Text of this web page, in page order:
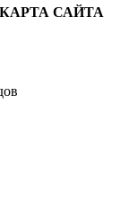
КАРТА САЙТА